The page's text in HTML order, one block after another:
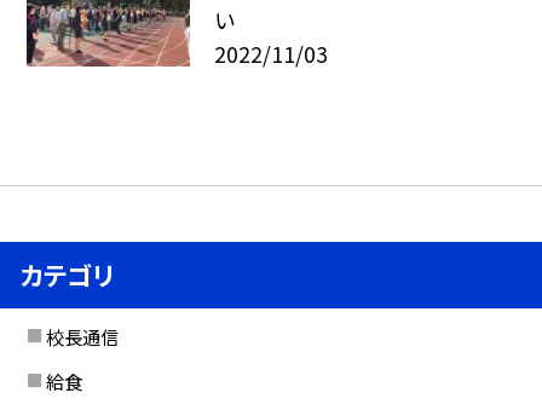
い
2022/11/03
カテゴリ
校長通信
給食